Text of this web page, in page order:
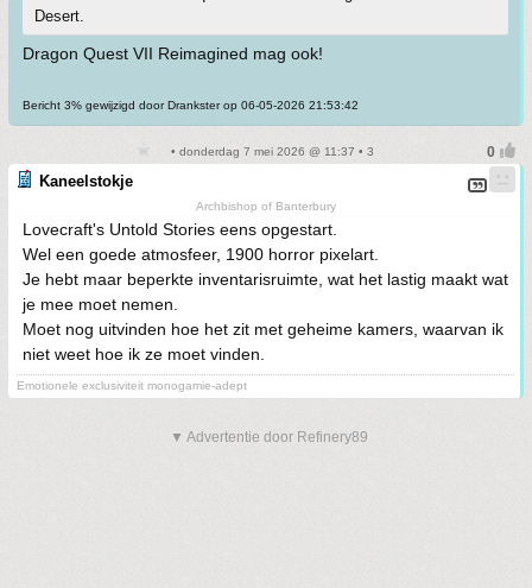
Desert.
Dragon Quest VII Reimagined mag ook!
Bericht 3% gewijzigd door Drankster op 06-05-2026 21:53:42
• donderdag 7 mei 2026 @ 11:37 • 3
Kaneelstokje
Archbishop of Banterbury
Lovecraft's Untold Stories eens opgestart.
Wel een goede atmosfeer, 1900 horror pixelart.
Je hebt maar beperkte inventarisruimte, wat het lastig maakt wat
je mee moet nemen.
Moet nog uitvinden hoe het zit met geheime kamers, waarvan ik
niet weet hoe ik ze moet vinden.
Emotionele exclusiviteit monogamie-adept
▼ Advertentie door Refinery89